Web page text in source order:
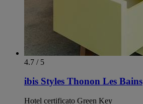
4.7 / 5
ibis Styles Thonon Les Bains
Hotel certificato Green Key